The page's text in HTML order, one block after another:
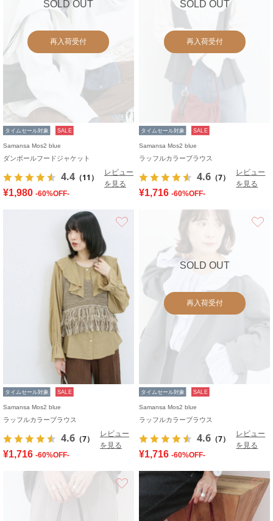
SOLD OUT
再入荷受付
タイムセール対象 SALE
Samansa Mos2 blue
ダンボールフードジャケット
4.4 （11）
レビュー
を見る
¥1,980 -60%OFF-
SOLD OUT
再入荷受付
タイムセール対象 SALE
Samansa Mos2 blue
ラッフルカラーブラウス
4.6 （7）
レビュー
を見る
¥1,716 -60%OFF-
タイムセール対象 SALE
Samansa Mos2 blue
ラッフルカラーブラウス
4.6 （7）
レビュー
を見る
¥1,716 -60%OFF-
SOLD OUT
再入荷受付
タイムセール対象 SALE
Samansa Mos2 blue
ラッフルカラーブラウス
4.6 （7）
レビュー
を見る
¥1,716 -60%OFF-
お気に入り